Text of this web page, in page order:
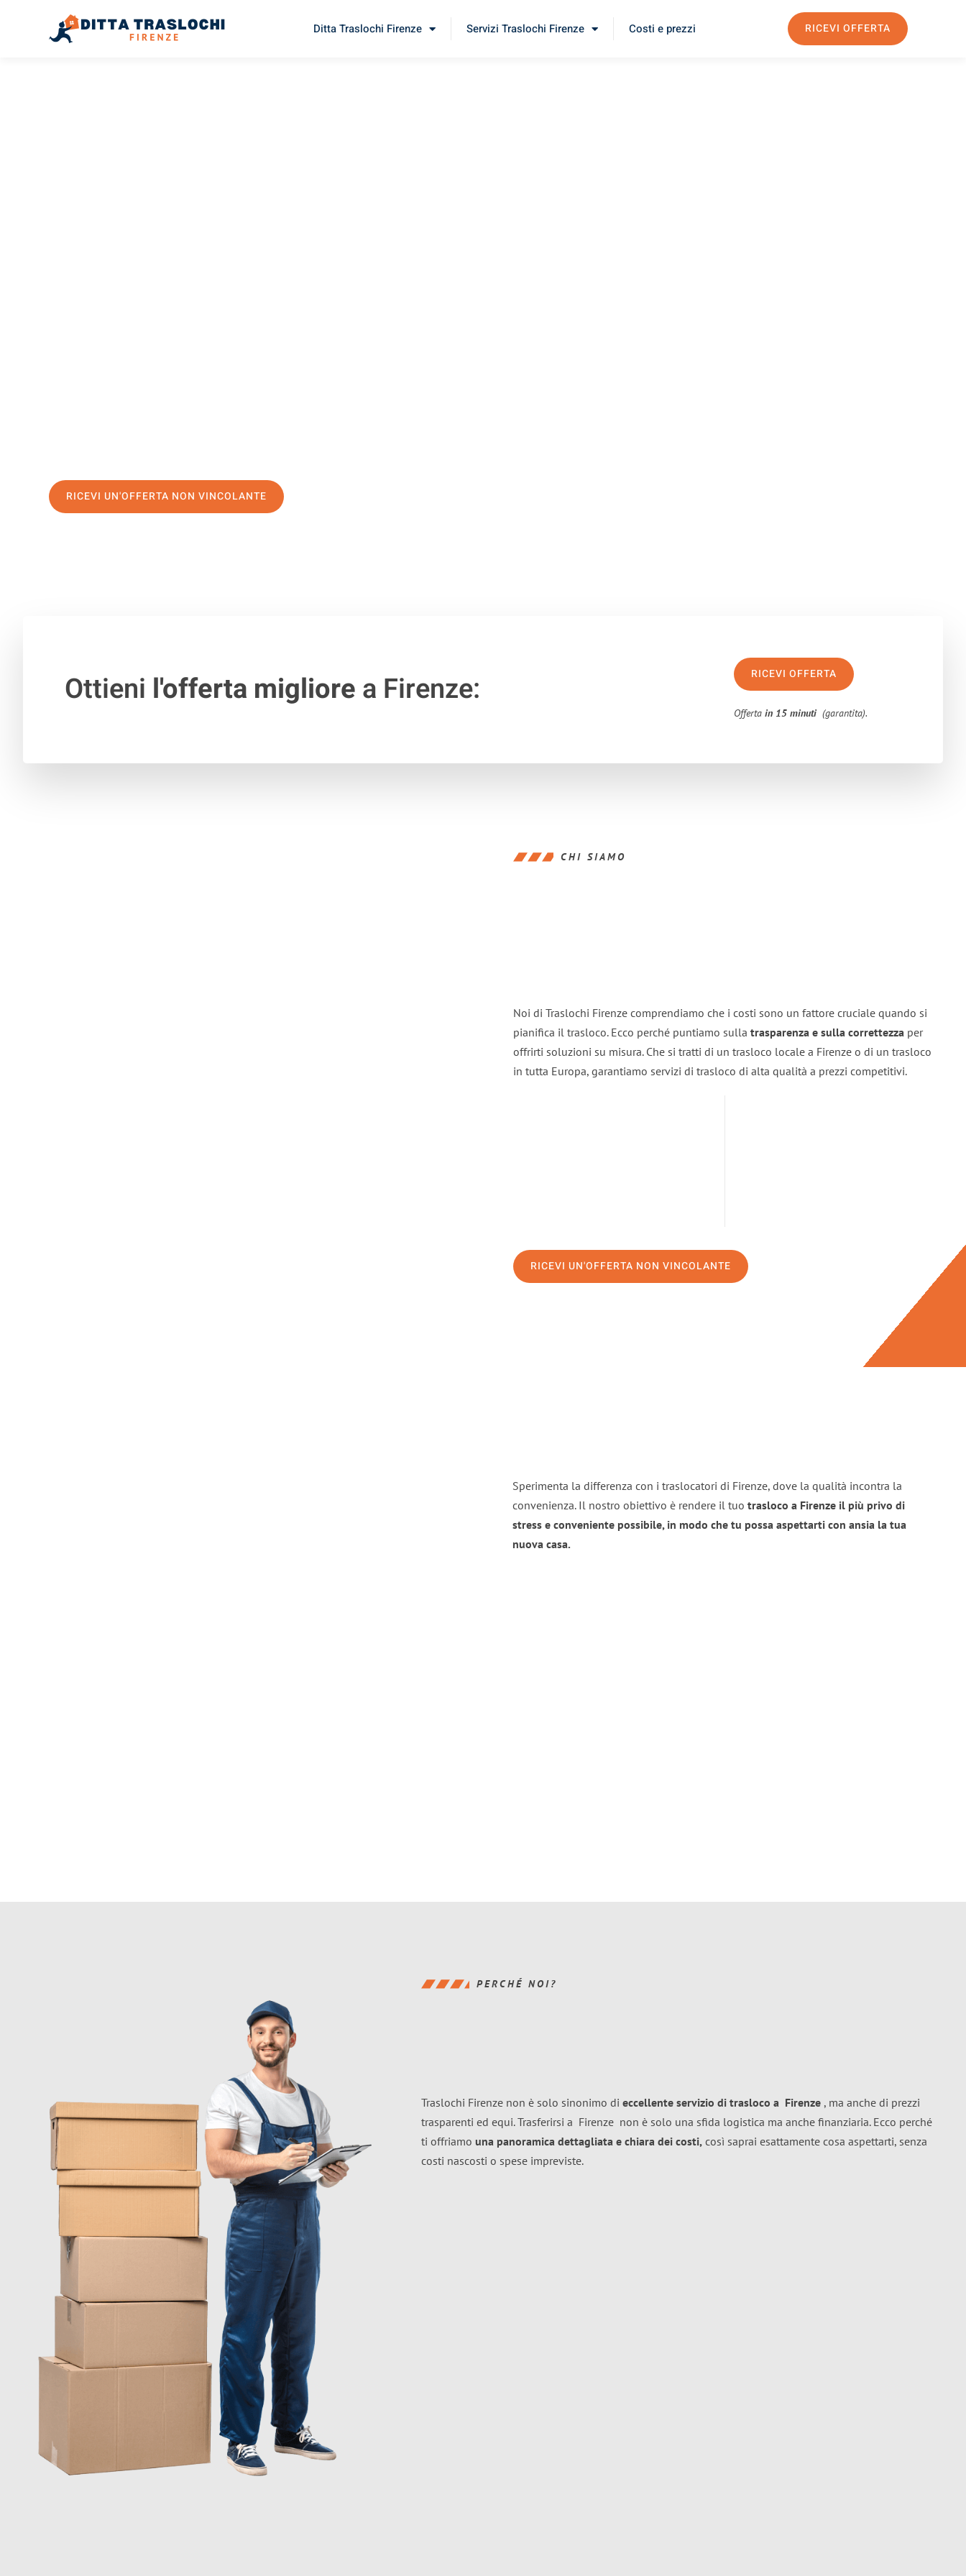
Ditta Traslochi Firenze Servizi Traslochi Firenze Costi e prezzi RICEVI OFFERTA
RICEVI UN'OFFERTA NON VINCOLANTE
Ottieni l'offerta migliorea Firenze: RICEVI OFFERTA
Offertain 15 minuti (garantita).
CHI SIAMO
Noi di Traslochi Firenze comprendiamo che i costi sono un fattore cruciale quando si
pianifica il trasloco. Ecco perché puntiamo sulla trasparenza e sulla correttezza per
offrirti soluzioni su misura. Che si tratti di un trasloco locale a Firenze o di un trasloco
in tutta Europa, garantiamo servizi di trasloco di alta qualità a prezzi competitivi.
RICEVI UN'OFFERTA NON VINCOLANTE
Sperimenta la differenza con i traslocatori di Firenze, dove la qualità incontra la
convenienza. Il nostro obiettivo è rendere il tuo trasloco a Firenze il più privo di
stress e conveniente possibile, in modo che tu possa aspettarti con ansia la tua
nuova casa.
PERCHÉ NOI?
Traslochi Firenze non è solo sinonimo di eccellente servizio di trasloco a Firenze , ma anche di prezzi
trasparenti ed equi. Trasferirsi a Firenze non è solo una sfida logistica ma anche finanziaria. Ecco perché
ti offriamo una panoramica dettagliata e chiara dei costi, così saprai esattamente cosa aspettarti, senza
costi nascosti o spese impreviste.